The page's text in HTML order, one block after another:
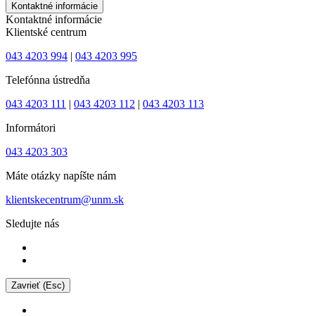
Kontaktné informácie
Kontaktné informácie
Klientské centrum
043 4203 994 | 043 4203 995
Telefónna ústredňa
043 4203 111 | 043 4203 112 | 043 4203 113
Informátori
043 4203 303
Máte otázky napíšte nám
klientskecentrum@unm.sk
Sledujte nás
Zavrieť (Esc)